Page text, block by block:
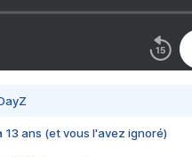
13 ans (et vous l'avez ignoré)